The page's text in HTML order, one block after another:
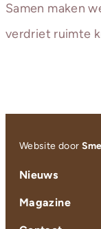
Samen maken
verdriet ruimte
Nieuws
Magazine
Website door